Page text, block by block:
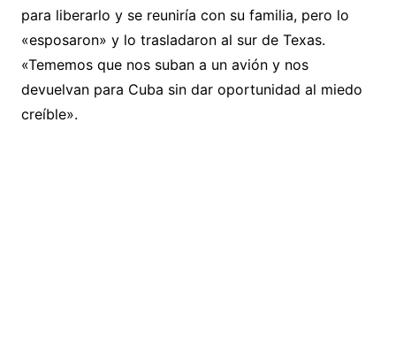
para liberarlo y se reuniría con su familia, pero lo
«esposaron» y lo trasladaron al sur de Texas.
«Tememos que nos suban a un avión y nos
devuelvan para Cuba sin dar oportunidad al miedo
creíble».